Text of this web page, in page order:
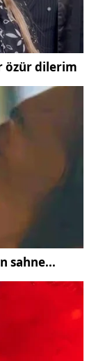
katkı
önemli
daha
Şengönül,
sporun
oluşan
güçlü